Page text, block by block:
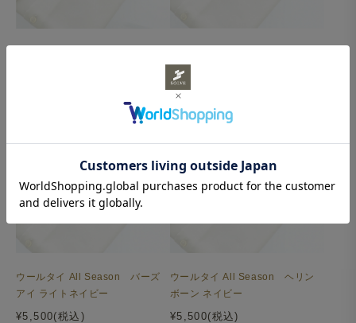
アイ ネイビー
¥5,500(税込)
ウールタイ All Season バーズ
アイ ライトネイビー
¥5,500(税込)
ウールタイ All Season ヘリン
ボーン ネイビー
¥5,500(税込)